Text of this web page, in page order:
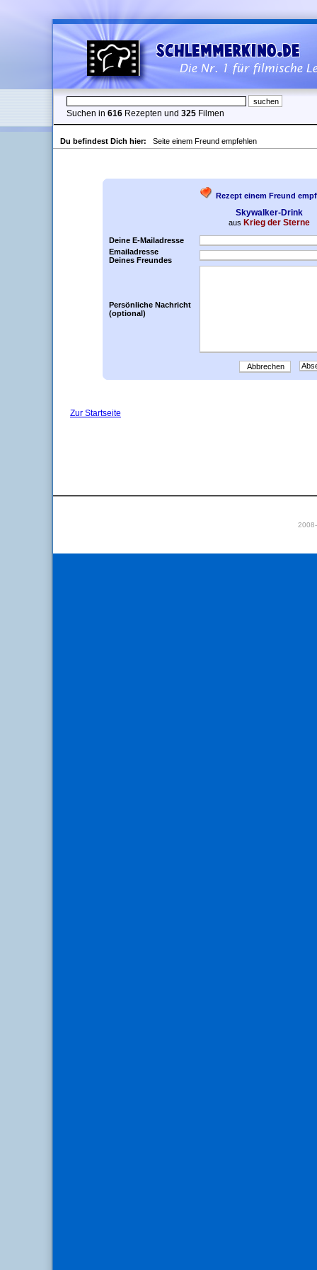
Suchen in 616 Rezepten und 325 Filmen
Du befindest Dich hier: Seite einem Freund empfehlen
Rezept einem Freund
Skywalker-Drink
aus Krieg der Sterne
Deine E-Mailadresse
Emailadresse
Deines Freundes
Persönliche Nachricht
(optional)
Abbrechen
Zur Startseite